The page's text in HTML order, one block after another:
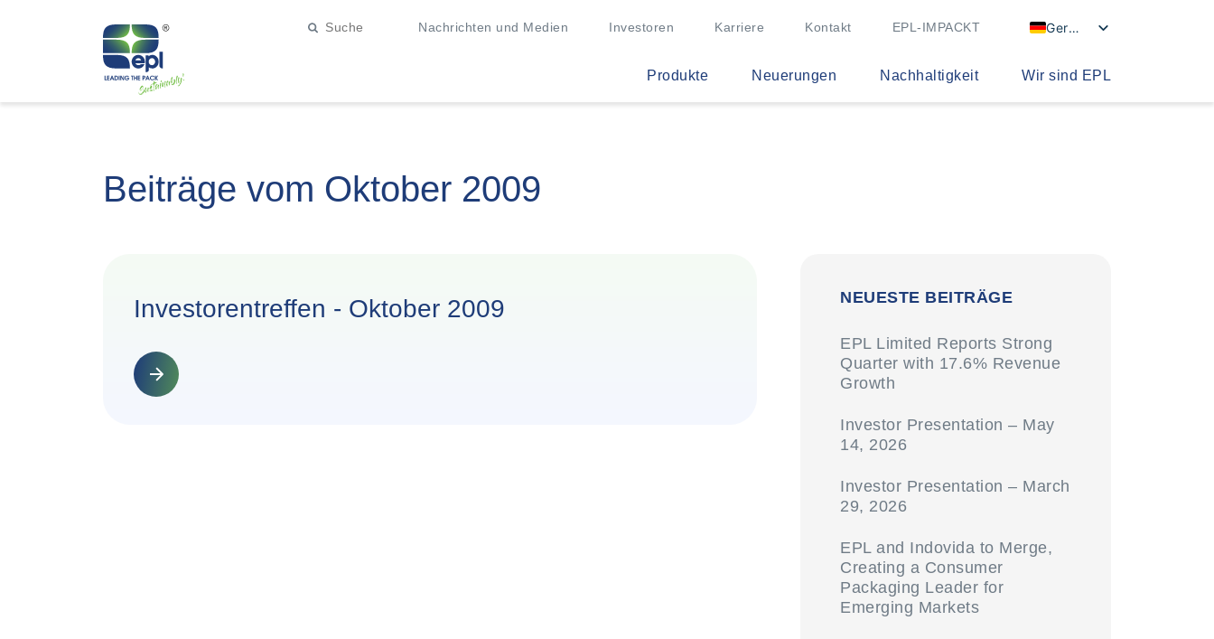
Nachrichten und Medien Investoren Karriere Kontakt EPL-IMPACKT German
Produkte Neuerungen Nachhaltigkeit Wir sind EPL
Beiträge vom Oktober 2009
Investorentreffen - Oktober 2009 NEUESTE BEITRÄGE
EPL Limited Reports Strong
Quarter with 17.6% Revenue
Growth
Investor Presentation – May
14, 2026
Investor Presentation – March
29, 2026
EPL and Indovida to Merge,
Creating a Consumer
Packaging Leader for
Emerging Markets